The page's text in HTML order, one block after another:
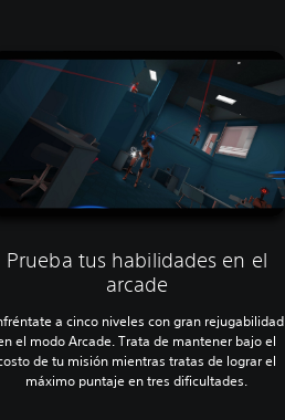
Prueba tus habilidades en el
arcade
a cinco niveles con gran rejugabilidad
el modo Arcade. Trata de mantener bajo el
de tu misión mientras tratas de lograr el
máximo puntaje en tres dificultades.